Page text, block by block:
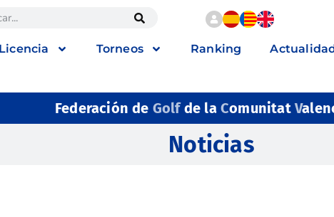
Licencia Torneos Ranking
Federación de Golfde la ComunitatV
Noticias